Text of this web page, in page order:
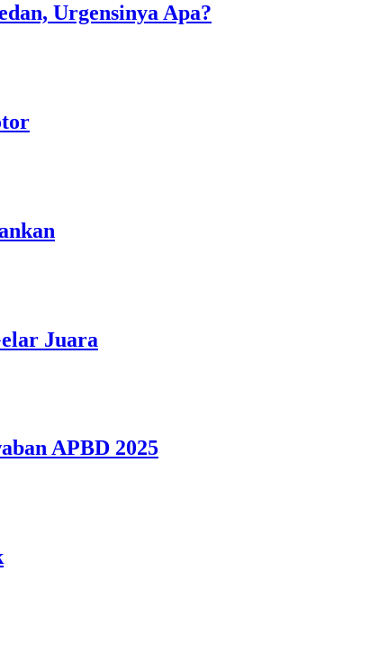
Urgensinya Apa?
Juara
APBD 2025